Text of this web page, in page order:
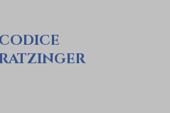
CODICE
RATZINGER